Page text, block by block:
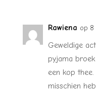
Rawiena op 8
Geweldige
pyjama
een kop
misschien